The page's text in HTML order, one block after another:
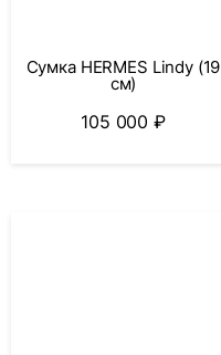
Сумка HERMES Lindy (19
см)
105 000 ₽